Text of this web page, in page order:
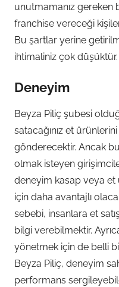
unutmamanız gereken
franchise vereceği
Bu şartlar yerine
ihtimaliniz çok
Deneyim
Beyza Piliç şubesi
satacağınız et
gönderecektir. Ancak
olmak isteyen
deneyim kasap veya et
için daha avantajlı
sebebi, insanlara et
bilgi verebilmektir.
yönetmek için de belli
Beyza Piliç, deneyim
performans